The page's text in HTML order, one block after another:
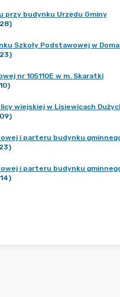
przy budynku Urzędu Gminy
Szkoły Podstawowej w
nr 105110E w m. Skaratki
wiejskiej w Lisiewicach
i parteru budynku
i parteru budynku